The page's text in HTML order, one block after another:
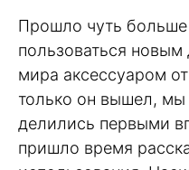
Прошло чуть больше
пользоваться новым
мира аксессуаром
только он вышел, мы
делились первыми
пришло время